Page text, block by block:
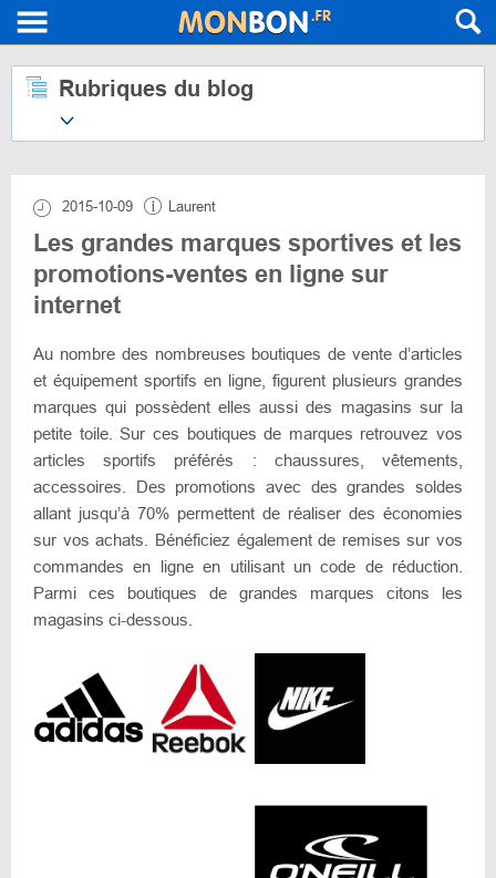
Rubriques du blog
2015-10-09 Laurent
Les grandes marques sportives et les
promotions-ventes en ligne sur
internet
Au nombre des nombreuses boutiques de vente d’articles
et équipement sportifs en ligne, figurent plusieurs grandes
marques qui possèdent elles aussi des magasins sur la
petite toile. Sur ces boutiques de marques retrouvez vos
articles sportifs préférés : chaussures, vêtements,
accessoires. Des promotions avec des grandes soldes
allant jusqu’à 70% permettent de réaliser des économies
sur vos achats. Bénéficiez également de remises sur vos
commandes en ligne en utilisant un code de réduction.
Parmi ces boutiques de grandes marques citons les
magasins ci-dessous.